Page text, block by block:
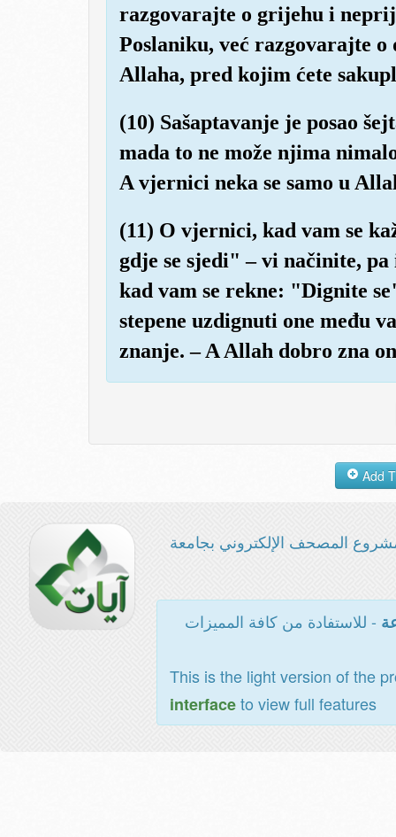
razgovarajte o grijehu i
Poslaniku, već razgovarajte
Allaha, pred kojim ćete
(10) Sašaptavanje je posao
mada to ne može njima
A vjernici neka se samo u
(11) O vjernici, kad vam se
gdje se sjedi" – vi načinite,
kad vam se rekne: "Dignite
stepene uzdignuti one među
znanje. – A Allah dobro zna
المصحف الإلكتروني بجامعة
- للاستفادة من كافة المميزات
This is the light version of the
interfaceto view full features